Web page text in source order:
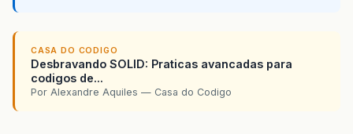
CASA DO CODIGO
Desbravando SOLID: Praticas avancadas para
codigos de...
Por Alexandre Aquiles — Casa do Codigo